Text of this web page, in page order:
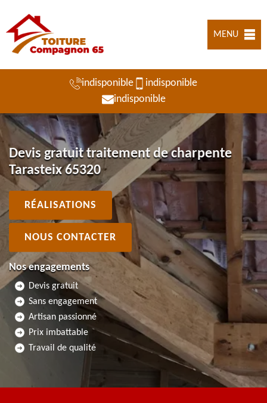
MENU
indisponible
indisponible
indisponible
Devis gratuit traitement de charpente
Tarasteix 65320
RÉALISATIONS
NOUS CONTACTER
Nos engagements
Devis gratuit
Sans engagement
Artisan passionné
Prix imbattable
Travail de qualité